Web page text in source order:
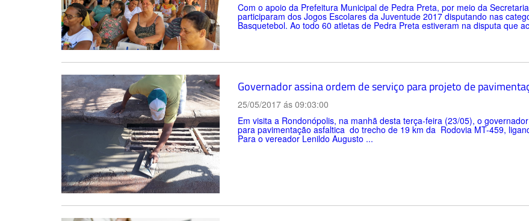
Com o apoio da Prefeitura Municipal de Pedra Preta, por meio da
participaram dos Jogos Escolares da Juventude 2017 disputando nas
Basquetebol. Ao todo 60 atletas de Pedra Preta estiveram na disputa que
Governador assina ordem de serviço para projeto de
25/05/2017 ás 09:03:00
Em visita a Rondonópolis, na manhã desta terça-feira (23/05), o
para pavimentação asfaltica do trecho de 19 km da Rodovia MT-459,
Para o vereador Lenildo Augusto ...